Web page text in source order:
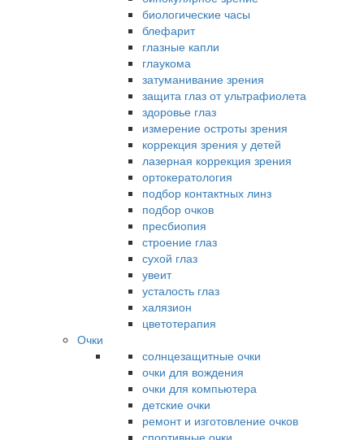
биологические часы
блефарит
глазные капли
глаукома
затуманивание зрения
защита глаз от ультрафиолета
здоровье глаз
измерение остроты зрения
коррекция зрения у детей
лазерная коррекция зрения
ортокератология
подбор контактных линз
подбор очков
пресбиопия
строение глаз
сухой глаз
увеит
усталость глаз
халязион
цветотерапия
Очки
солнцезащитные очки
очки для вождения
очки для компьютера
детские очки
ремонт и изготовление очков